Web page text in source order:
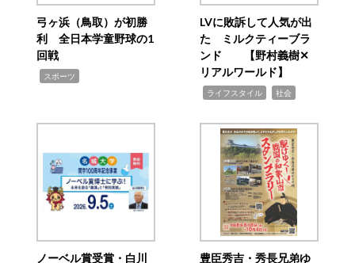
弓ヶ浜（鳥取）が初勝
利 全日本学童野球の1
回戦
スポーツ
LVに敗訴して人気が出
た ミルクティーブラ
ンド 【野村義樹✕
リアルワールド】
ライフスタイル 社会
ノーベル賞受賞・白川 豊臣秀吉・秀長兄弟ゆ